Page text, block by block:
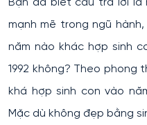
Bạn đã biết câu trả lời là
mạnh mẽ trong ngũ
năm nào khác hợp sinh
1992 không? Theo phong
khá hợp sinh con vào
Mặc dù không đẹp bằng